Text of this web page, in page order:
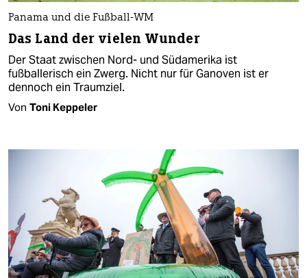
Panama und die Fußball-WM
Das Land der vielen Wunder
Der Staat zwischen Nord- und Südamerika ist
fußballerisch ein Zwerg. Nicht nur für Ganoven ist er
dennoch ein Traumziel.
Von Toni Keppeler